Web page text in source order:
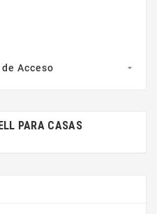
Acceso 
PARA CASAS